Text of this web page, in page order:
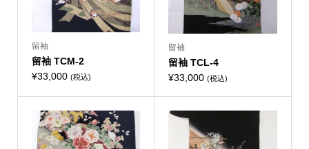
留袖
留袖 TCM-2
¥33,000 (税込)
留袖
留袖 TCL-4
¥33,000 (税込)